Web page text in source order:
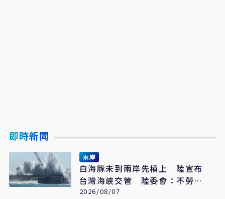
即時新聞
兩岸
白海豚未到兩岸先槓上 陸宣布
台灣海峽交管 陸委會：不勞費
心
2026/08/07